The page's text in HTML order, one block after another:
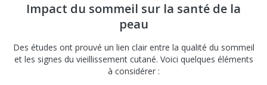
Impact du sommeil sur la santé de la
peau
Des études ont prouvé un lien clair entre la qualité du sommeil
et les signes du vieillissement cutané. Voici quelques éléments
à considérer :